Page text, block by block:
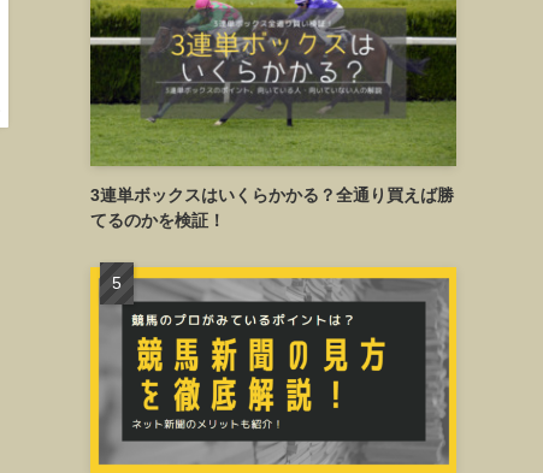
3連単ボックスはいくらかかる？全通り買えば勝
てるのかを検証！